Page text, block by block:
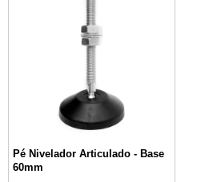
Pé Nivelador Articulado - Base
60mm